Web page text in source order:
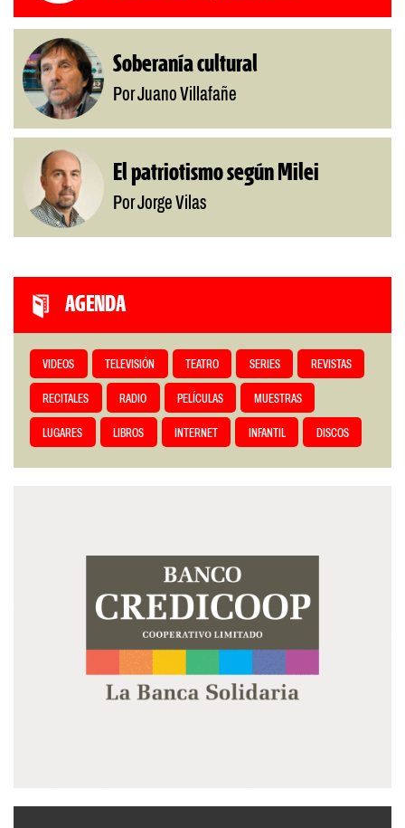
Soberanía cultural
Por Juano Villafañe
El patriotismo según Milei
Por Jorge Vilas
AGENDA
VIDEOS TELEVISIÓN TEATRO SERIES REVISTAS
RECITALES RADIO PELÍCULAS MUESTRAS
LUGARES LIBROS INTERNET INFANTIL DISCOS